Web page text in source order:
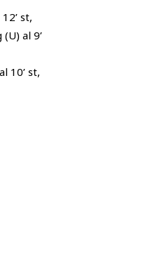
st,
al 9’
10’ st,